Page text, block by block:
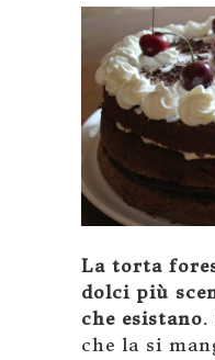
La torta
dolci più
che esistano.
che la si